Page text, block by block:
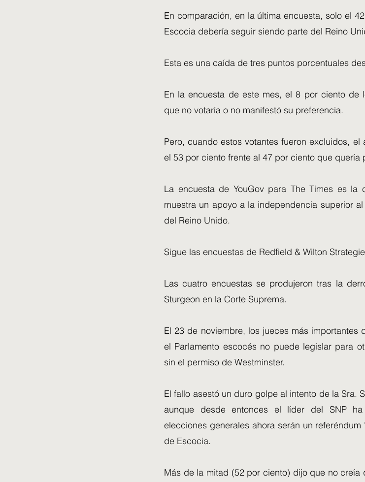
En comparación, en la última encuesta, solo el
Escocia debería seguir siendo parte del Reino
Esta es una caída de tres puntos porcentuales
En la encuesta de este mes, el 8 por ciento de
que no votaría o no manifestó su preferencia.
Pero, cuando estos votantes fueron excluidos,
el 53 por ciento frente al 47 por ciento que quería
La encuesta de YouGov para The Times es la
muestra un apoyo a la independencia superior
del Reino Unido.
Sigue las encuestas de Redfield & Wilton
Las cuatro encuestas se produjeron tras la
Sturgeon en la Corte Suprema.
El 23 de noviembre, los jueces más importantes
el Parlamento escocés no puede legislar para
sin el permiso de Westminster.
El fallo asestó un duro golpe al intento de la Sra.
aunque desde entonces el líder del SNP
elecciones generales ahora serán un
de Escocia.
Más de la mitad (52 por ciento) dijo que no